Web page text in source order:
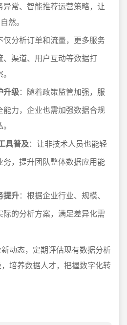
常、智能推荐运营策略，让
然。
仅分析订单和流量，更多服务
、渠道、用户互动等数据打
升级：随着政策监管加强，服
能力，企业也需加强数据合规
具普及：让非技术人员也能轻
，提升团队整体数据应用能
提升：根据企业行业、规模、
际的分析方案，满足差异化需
动态，定期评估现有数据分析
培养数据人才，把握数字化转